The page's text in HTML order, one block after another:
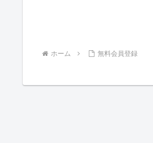
ホーム 無料会員登録